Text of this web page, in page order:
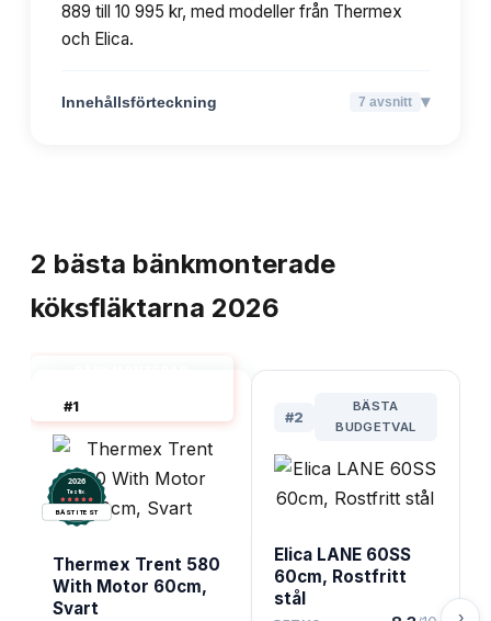
889 till 10 995 kr, med modeller från Thermex
och Elica.
Innehållsförteckning 7 avsnitt ▾
2 bästa bänkmonterade
köksfläktarna 2026
#1
2026
Testix.
BÄST I TEST
Thermex Trent 580
With Motor 60cm,
Svart
#2
BÄSTA
BUDGETVAL
Elica LANE 60SS
60cm, Rostfritt
stål
›